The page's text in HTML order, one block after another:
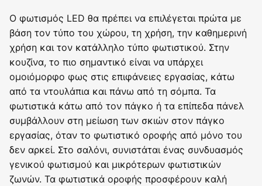
Ο φωτισμός LED θα πρέπει να επιλέγεται πρώτα με
βάση τον τύπο του χώρου, τη χρήση, την καθημερινή
χρήση και τον κατάλληλο τύπο φωτιστικού. Στην
κουζίνα, το πιο σημαντικό είναι να υπάρχει
ομοιόμορφο φως στις επιφάνειες εργασίας, κάτω
από τα ντουλάπια και πάνω από τη σόμπα. Τα
φωτιστικά κάτω από τον πάγκο ή τα επίπεδα πάνελ
συμβάλλουν στη μείωση των σκιών στον πάγκο
εργασίας, όταν το φωτιστικό οροφής από μόνο του
δεν αρκεί. Στο σαλόνι, συνιστάται ένας συνδυασμός
γενικού φωτισμού και μικρότερων φωτιστικών
ζωνών. Τα φωτιστικά οροφής προσφέρουν καλή